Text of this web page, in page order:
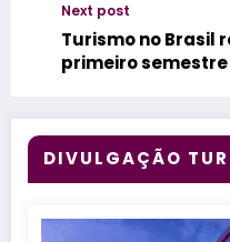
Next post
Turismo no Brasil
primeiro semestre
DIVULGAÇÃO